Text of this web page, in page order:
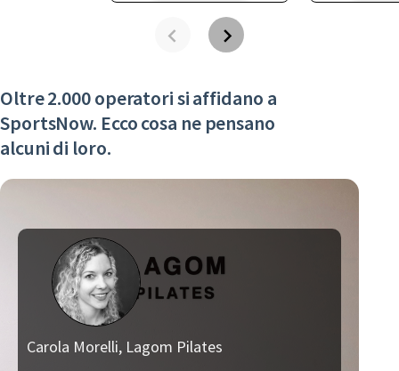
Oltre 2.000 operatori si affidano a
SportsNow. Ecco cosa ne pensano
alcuni di loro.
Carola Morelli, Lagom Pilates